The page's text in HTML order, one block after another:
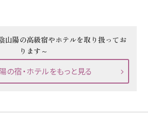
山陽の高級宿やホテルを取り扱ってお
ります～
の宿・ホテルをもっと見る